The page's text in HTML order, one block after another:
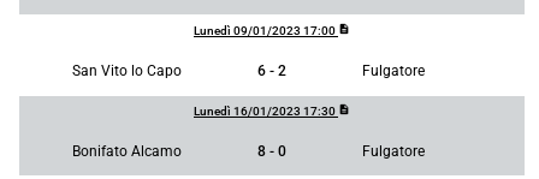
Lunedì 09/01/2023 17:00 description
San Vito lo Capo 6 - 2 Fulgatore
Lunedì 16/01/2023 17:30 description
Bonifato Alcamo 8 - 0 Fulgatore